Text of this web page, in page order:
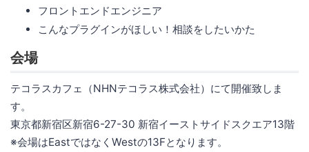
フロントエンドエンジニア
こんなプラグインがほしい！相談をしたいかた
会場
テコラスカフェ（NHNテコラス株式会社）にて開催致しま
す。
東京都新宿区新宿6-27-30 新宿イーストサイドスクエア13階
※会場はEastではなくWestの13Fとなります。